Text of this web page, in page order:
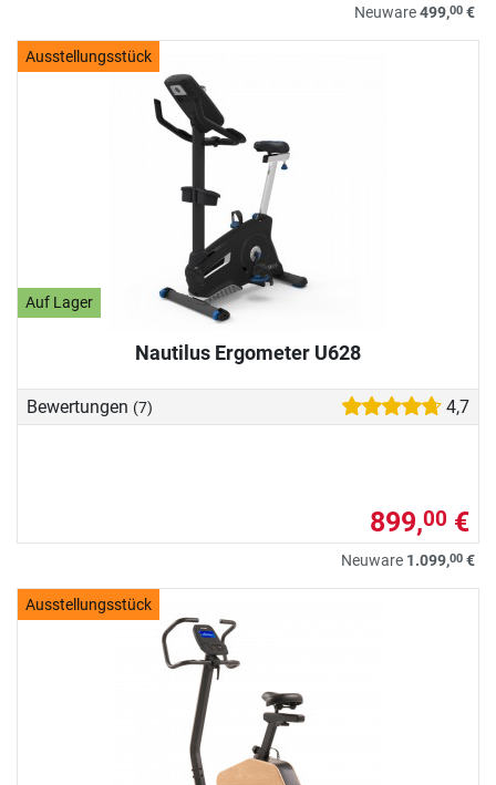
Neuware499,00 €
Ausstellungsstück
Auf Lager
Nautilus Ergometer U628
Bewertungen (7) 4,7
899,00 €
Neuware 1.099,00 €
Ausstellungsstück